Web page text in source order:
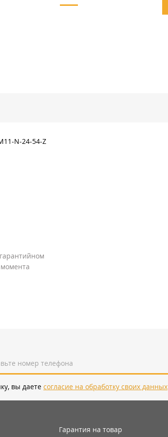
N-24-54-Z
вы даете согласие на обработку своих данных
Гарантия на товар